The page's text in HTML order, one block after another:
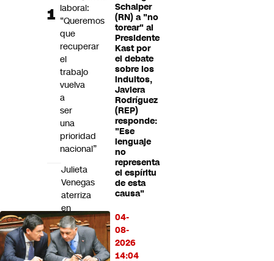
Schalper
(RN) a "no
torear" al
Presidente
Kast por
el debate
sobre los
indultos,
Javiera
Rodríguez
(REP)
responde:
"Ese
lenguaje
no
representa
el espíritu
de esta
causa"
04-
08-
2026
14:04
laboral:
“Queremos
que
recuperar
el
trabajo
vuelva
a
ser
una
prioridad
nacional”
Julieta
Venegas
aterriza
en
Chile
para
presentar